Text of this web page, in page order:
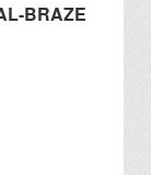
BRAZE